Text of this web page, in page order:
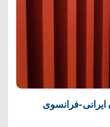
ایرانی-فرانسوی